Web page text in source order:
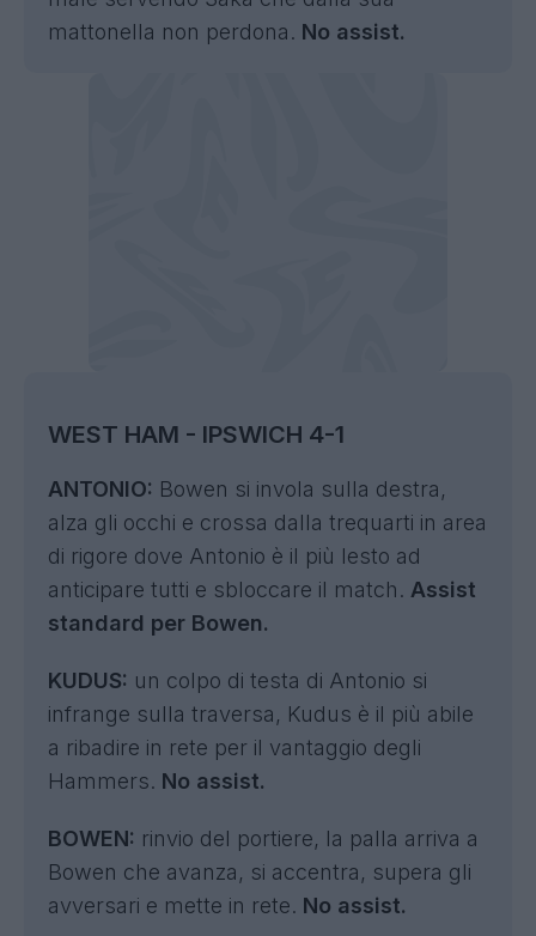
mattonella non perdona. No assist.
WEST HAM - IPSWICH 4-1
ANTONIO: Bowen si invola sulla destra,
alza gli occhi e crossa dalla trequarti in area
di rigore dove Antonio è il più lesto ad
anticipare tutti e sbloccare il match. Assist
standard per Bowen.
KUDUS: un colpo di testa di Antonio si
infrange sulla traversa, Kudus è il più abile
a ribadire in rete per il vantaggio degli
Hammers. No assist.
BOWEN: rinvio del portiere, la palla arriva a
Bowen che avanza, si accentra, supera gli
avversari e mette in rete. No assist.